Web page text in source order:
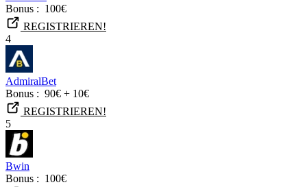
Bonus : 100€
REGISTRIEREN!
4
AdmiralBet
Bonus : 90€ + 10€
REGISTRIEREN!
5
Bwin
Bonus : 100€